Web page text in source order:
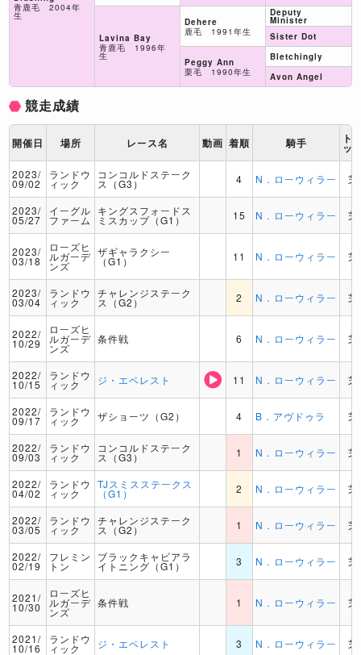
青鹿毛 2004年
生
Lavina Bay
青鹿毛 1996年
生
Dehere
鹿毛 1991年生
Peggy Ann
栗毛 1990年生
Deputy
Minister
Sister Dot
Bletchingly
Avon Angel
競走成績
開催日 場所 レース名 動画 着順 騎手 ト
ッ
2023/
09/02
ランドウ
ィック
コンコルドステーク
ス（G3） 4 N．ローウィラー 芝
2023/
05/27
イーグル
ファーム
キングスフォードス
ミスカップ（G1） 15 N．ローウィラー 芝
2023/
03/18
ローズヒ
ルガーデ
ンズ
ザギャラクシー
（G1） 11 N．ローウィラー 芝
2023/
03/04
ランドウ
ィック
チャレンジステーク
ス（G2） 2 N．ローウィラー 芝
2022/
10/29
ローズヒ
ルガーデ
ンズ
条件戦 6 N．ローウィラー 芝
2022/
10/15
ランドウ
ィック ジ・エベレスト 11 N．ローウィラー 芝
2022/
09/17
ランドウ
ィック ザショーツ（G2） 4 B．アヴドゥラ 芝
2022/
09/03
ランドウ
ィック
コンコルドステーク
ス（G3） 1 N．ローウィラー 芝
2022/
04/02
ランドウ
ィック
TJスミスステークス
（G1） 2 N．ローウィラー 芝
2022/
03/05
ランドウ
ィック
チャレンジステーク
ス（G2） 1 N．ローウィラー 芝
2022/
02/19
フレミン
トン
ブラックキャビアラ
イトニング（G1） 3 N．ローウィラー 芝
2021/
10/30
ローズヒ
ルガーデ
ンズ
条件戦 1 N．ローウィラー 芝
2021/
10/16
ランドウ
ィック ジ・エベレスト 3 N．ローウィラー 芝